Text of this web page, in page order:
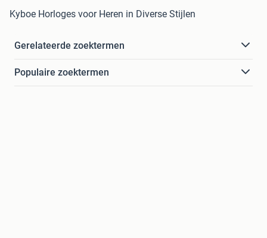
Kyboe Horloges voor Heren in Diverse Stijlen
Gerelateerde zoektermen
Populaire zoektermen